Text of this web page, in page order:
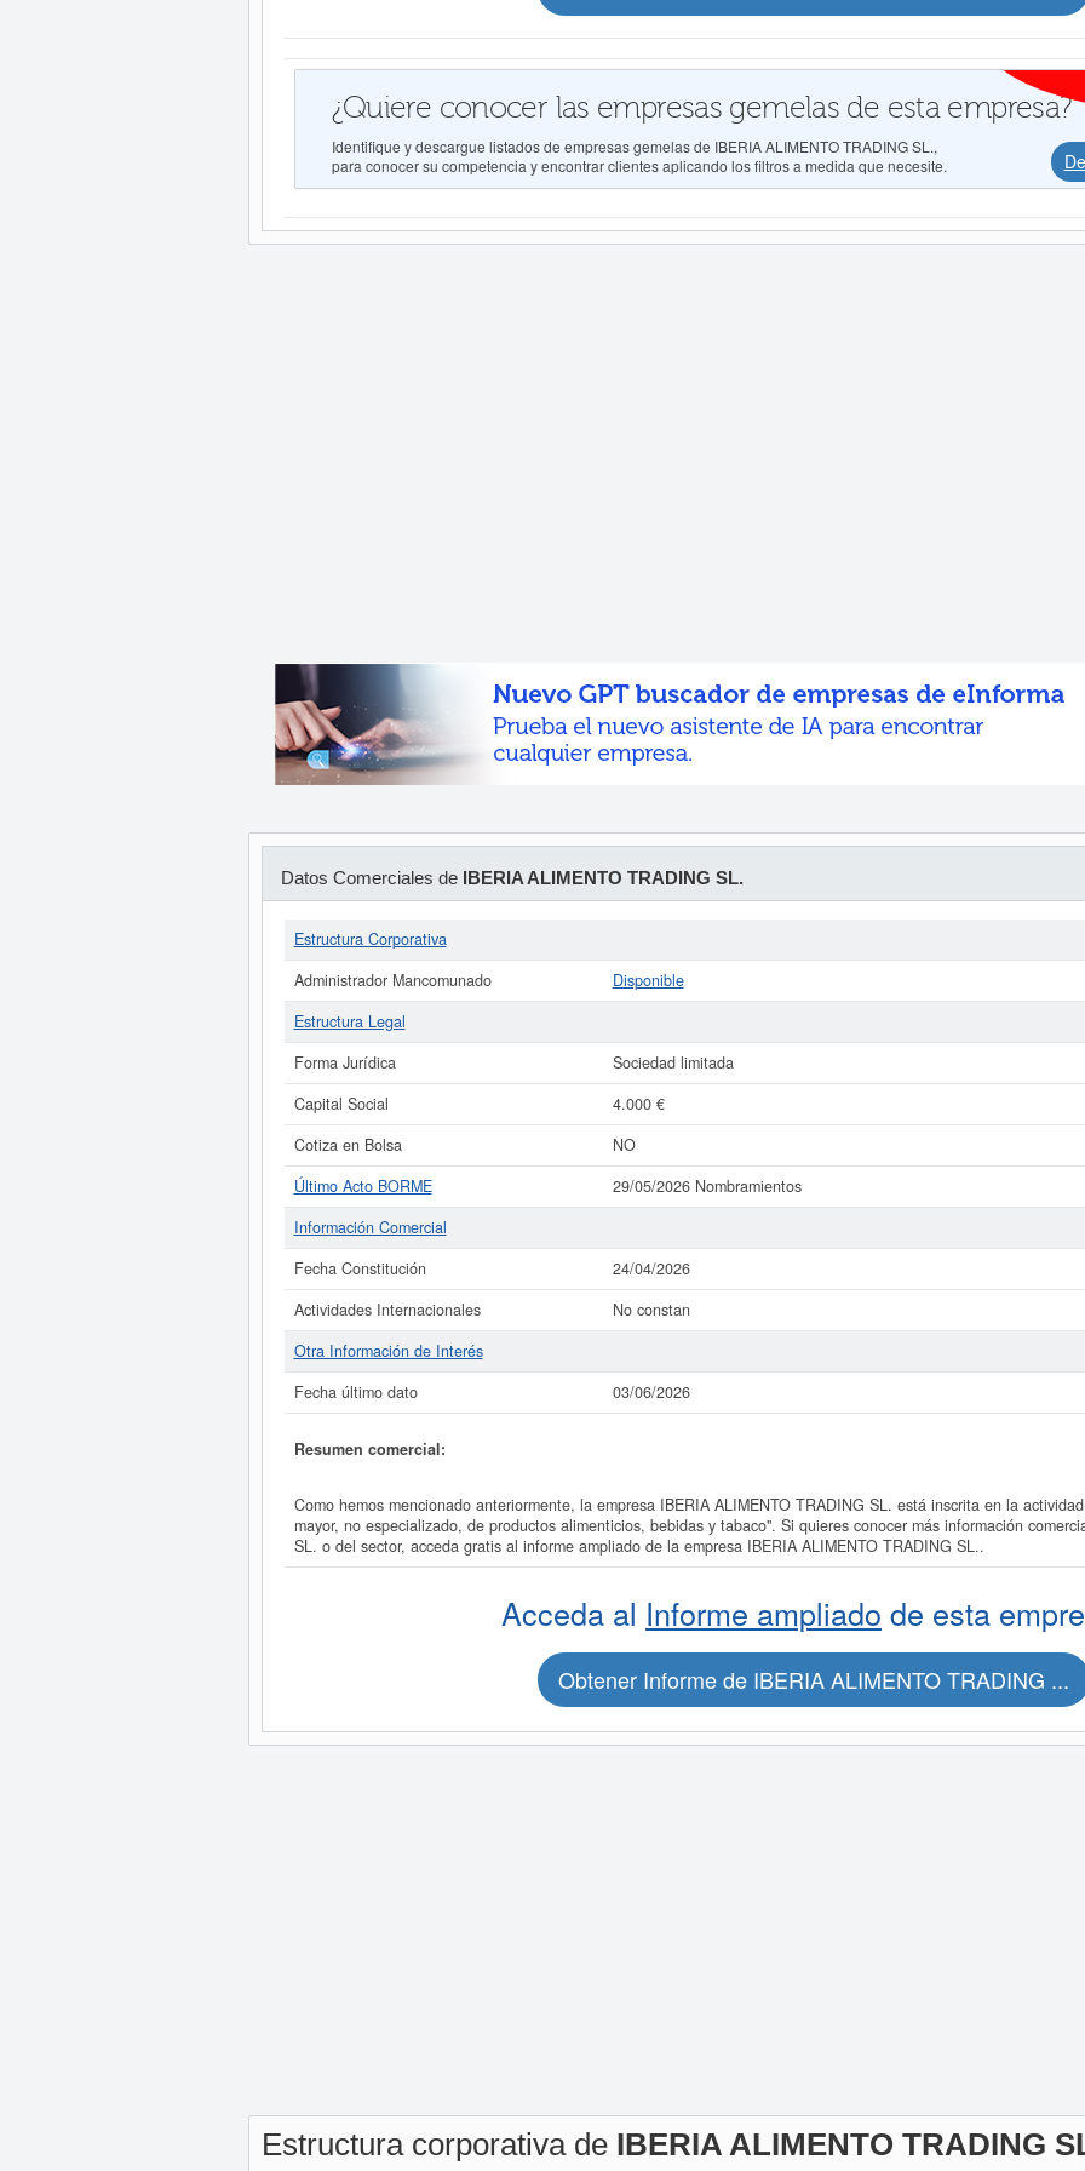
¿Quiere conocer las empresas gemelas de esta empresa?
Identifique y descargue listados de empresas gemelas de IBERIA ALIMENTO TRADING SL.,
para conocer su competencia y encontrar clientes aplicando los filtros a medida que necesite.
Datos Comerciales de IBERIA ALIMENTO TRADING SL.
Estructura Corporativa
Administrador Mancomunado
Disponible
Estructura Legal
Forma Jurídica
Sociedad limitada
Capital Social
4.000 €
Cotiza en Bolsa
NO
Último Acto BORME
29/05/2026 Nombramientos
Información Comercial
Fecha Constitución
24/04/2026
Actividades Internacionales
No constan
Otra Información de Interés
Fecha último dato
03/06/2026
Resumen comercial:
Como hemos mencionado anteriormente, la empresa IBERIA ALIMENTO TRADING SL. está inscrita en la
mayor, no especializado, de productos alimenticios, bebidas y tabaco". Si quieres conocer más información
SL. o del sector, acceda gratis al informe ampliado de la empresa IBERIA ALIMENTO TRADING SL..
Acceda al Informe ampliado de esta
Obtener Informe de IBERIA ALIMENTO TRADING ...
Estructura corporativa de IBERIA ALIMENTO TRADING